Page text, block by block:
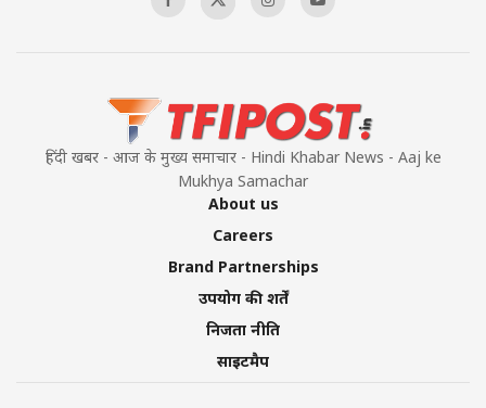
हिंदी खबर - आज के मुख्य समाचार - Hindi Khabar News - Aaj ke
Mukhya Samachar
About us
Careers
Brand Partnerships
उपयोग की शर्तें
निजता नीति
साइटमैप